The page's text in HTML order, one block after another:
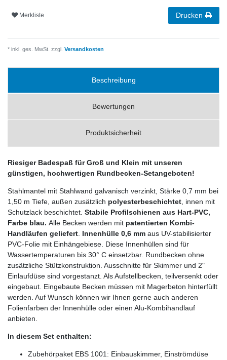
Merkliste Drucken
* inkl. ges. MwSt. zzgl. Versandkosten
Beschreibung
Bewertungen
Produktsicherheit
Riesiger Badespaß für Groß und Klein mit unseren
günstigen, hochwertigen Rundbecken-Setangeboten!
Stahlmantel mit Stahlwand galvanisch verzinkt, Stärke 0,7 mm bei
1,50 m Tiefe, außen zusätzlich polyesterbeschichtet , innen mit
Schutzlack beschichtet. Stabile Profilschienen aus Hart-PVC,
Farbe blau. Alle Becken werden mit patentierten Kombi-
Handläufen geliefert Innenhülle 0,6 mm aus UV-stabilisierter
PVC-Folie mit Einhängebiese. Diese Innenhüllen sind für
Wassertemperaturen bis 30° C einsetzbar. Rundbecken ohne
zusätzliche Stützkonstruktion. Ausschnitte für Skimmer und 2"
Einlaufdüse sind vorgestanzt. Als Aufstellbecken, teilversenkt oder
eingebaut. Eingebaute Becken müssen mit Magerbeton hinterfüllt
werden. Auf Wunsch können wir Ihnen gerne auch anderen
Folienfarben der Innenhülle oder einen Alu-Kombihandlauf
anbieten.
In diesem Set enthalten:
Zubehörpaket EBS 1001: Einbauskimmer, Einströmdüse